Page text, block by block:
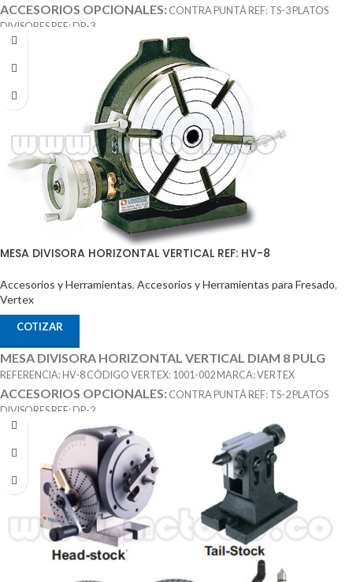
ACCESORIOS OPCIONALES: CONTRA PUNTÁ REF: TS-3 PLATOS
DIVISORES REF: DP-3
MESA DIVISORA HORIZONTAL VERTICAL REF: HV-8
Accesorios y Herramientas, Accesorios y Herramientas para Fresado,
Vertex
COTIZAR
MESA DIVISORA HORIZONTAL VERTICAL DIAM 8 PULG
REFERENCIA: HV-8 CÓDIGO VERTEX: 1001-002 MARCA: VERTEX
ACCESORIOS OPCIONALES: CONTRA PUNTÁ REF: TS-2 PLATOS
DIVISORES REF: DP-2